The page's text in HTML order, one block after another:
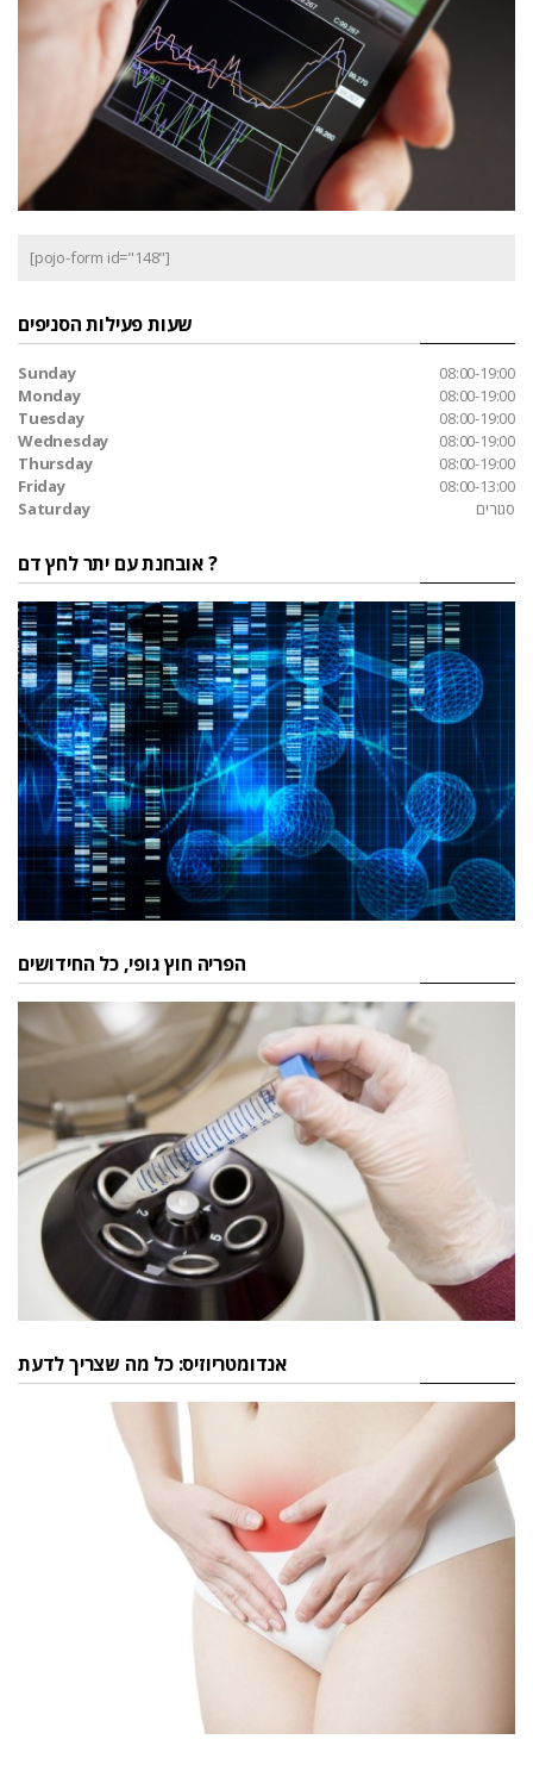
[pojo-form id="148"]
שעות פעילות הסניפים
Sunday
08:00-19:00
Monday
08:00-19:00
Tuesday
08:00-19:00
Wednesday
08:00-19:00
Thursday
08:00-19:00
Friday
08:00-13:00
Saturday
סגורים
אובחנת עם יתר לחץ דם ?
הפריה חוץ גופי, כל החידושים
אנדומטריוזיס: כל מה שצריך לדעת